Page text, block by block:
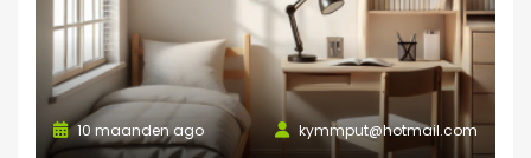
kymmput@hotmail.com
10 maanden ago